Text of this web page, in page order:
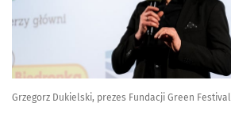
Grzegorz Dukielski, prezes Fundacji Green Festival